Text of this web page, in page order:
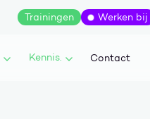
Trainingen Werken bij
Kennis. Contact